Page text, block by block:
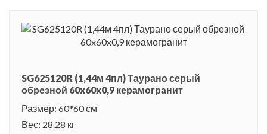
SG625120R (1,44м 4пл) Таурано серый
обрезной 60x60x0,9 керамогранит
Размер: 60*60 см
Вес: 28.28 кг